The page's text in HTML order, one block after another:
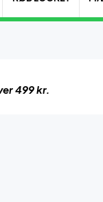
499 kr.